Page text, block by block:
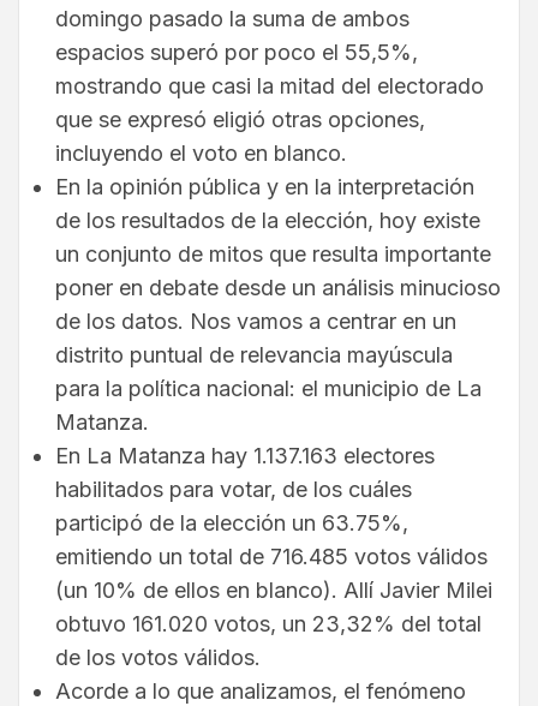
domingo pasado la suma de ambos
espacios superó por poco el 55,5%,
mostrando que casi la mitad del electorado
que se expresó eligió otras opciones,
incluyendo el voto en blanco.
En la opinión pública y en la interpretación
de los resultados de la elección, hoy existe
un conjunto de mitos que resulta importante
poner en debate desde un análisis minucioso
de los datos. Nos vamos a centrar en un
distrito puntual de relevancia mayúscula
para la política nacional: el municipio de La
Matanza.
En La Matanza hay 1.137.163 electores
habilitados para votar, de los cuáles
participó de la elección un 63.75%,
emitiendo un total de 716.485 votos válidos
(un 10% de ellos en blanco). Allí Javier Milei
obtuvo 161.020 votos, un 23,32% del total
de los votos válidos.
Acorde a lo que analizamos, el fenómeno